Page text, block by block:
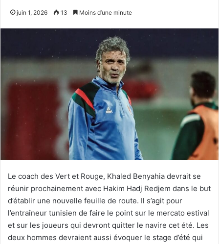
juin 1, 2026 13 Moins d’une minute
Le coach des Vert et Rouge, Khaled Benyahia devrait se
réunir prochainement avec Hakim Hadj Redjem dans le but
d’établir une nouvelle feuille de route. Il s’agit pour
l’entraîneur tunisien de faire le point sur le mercato estival
et sur les joueurs qui devront quitter le navire cet été. Les
deux hommes devraient aussi évoquer le stage d’été qui